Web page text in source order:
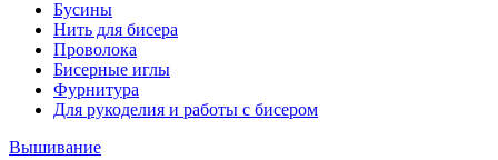
Бусины
Нить для бисера
Проволока
Бисерные иглы
Фурнитура
Для рукоделия и работы с бисером
Вышивание